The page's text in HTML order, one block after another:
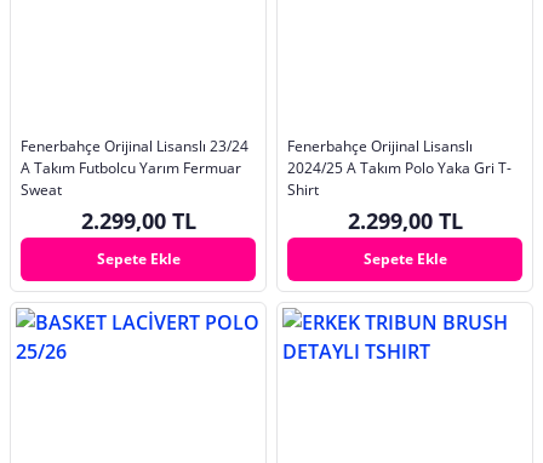
Fenerbahçe Orijinal Lisanslı 23/24
A Takım Futbolcu Yarım Fermuar
Sweat
2.299,00 TL
Sepete Ekle
Fenerbahçe Orijinal Lisanslı
2024/25 A Takım Polo Yaka Gri T-
Shirt
2.299,00 TL
Sepete Ekle